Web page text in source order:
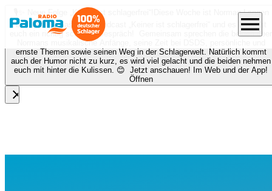
🎙️✨ Neue Folge „Keiner ist schlagerfrei“!
Diese Woche ist Norman Langen
bei Nora zu Gast beim Podcast „Keiner ist schlagerfrei“ und es erwartet
euch ein richtig schönes Gespräch! Gemeinsam sprechen die beiden über
Normans musikalische Anfänge, seine Zeit bei DSDS, persönliche und
ernste Themen sowie seinen Weg in der Schlagerwelt. Natürlich kommt
auch der Humor nicht zu kurz, es wird viel gelacht und die beiden nehmen
euch mit hinter die Kulissen. 😊 Jetzt anschauen! Im Web und der App!
Öffnen
close
menu